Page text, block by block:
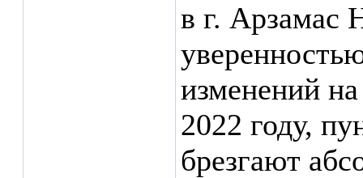
в г. Арзамас
изменений
2022 году,
брезгают